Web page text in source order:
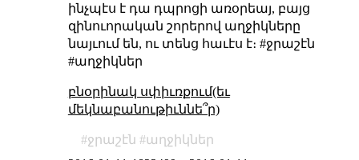
ինչպէս է դա դպրոցի առօրեայ, բայց
զինուորական շորերով աղջիկները
նայւում են, ու տենց հաւէս է։ #ջրաշէն
#աղջիկներ
բնօրինակ սփիւռքում(եւ
մեկնաբանութիւննե՞ր)
ջրաշէն
աղջիկներ